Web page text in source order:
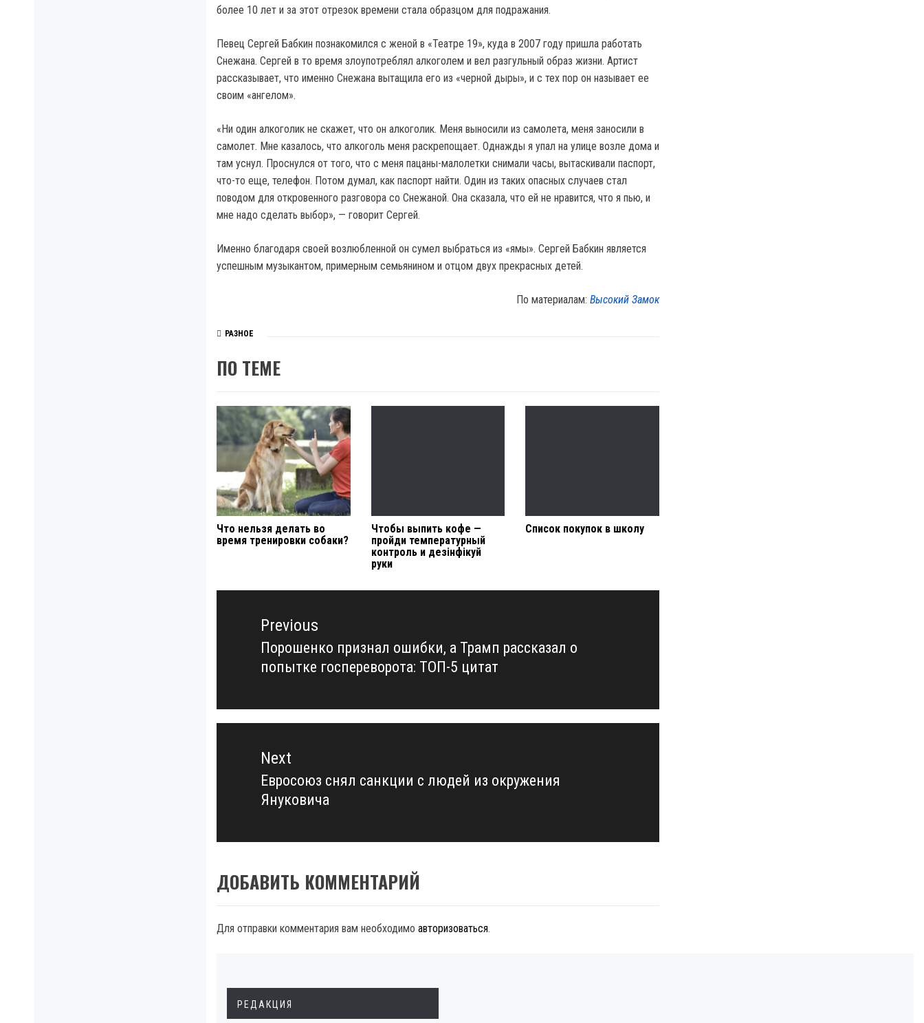
более 10 лет и за этот отрезок времени стала образцом для подражания.
Певец Сергей Бабкин познакомился с женой в «Театре 19», куда в 2007 году пришла работать
Снежана. Сергей в то время злоупотреблял алкоголем и вел разгульный образ жизни. Артист
рассказывает, что именно Снежана вытащила его из «черной дыры», и с тех пор он называет ее
своим «ангелом».
«Ни один алкоголик не скажет, что он алкоголик. Меня выносили из самолета, меня заносили в
самолет. Мне казалось, что алкоголь меня раскрепощает. Однажды я упал на улице возле дома и
там уснул. Проснулся от того, что с меня пацаны-малолетки снимали часы, вытаскивали паспорт,
что-то еще, телефон. Потом думал, как паспорт найти. Один из таких опасных случаев стал
поводом для откровенного разговора со Снежаной. Она сказала, что ей не нравится, что я пью, и
мне надо сделать выбор», — говорит Сергей.
Именно благодаря своей возлюбленной он сумел выбраться из «ямы». Сергей Бабкин является
успешным музыкантом, примерным семьянином и отцом двух прекрасных детей.
По материалам:Высокий Замок
РАЗНОЕ
ПО ТЕМЕ
Что нельзя делать во
время тренировки собаки?
Чтобы выпить кофе —
пройди температурный
контроль и дезінфікуй
руки
Список покупок в школу
Навигация
записямPrevious
Previous
post:
Порошенко признал ошибки, а Трамп рассказал о
попытке госпереворота: ТОП-5 цитат
Next
Next
post:
Евросоюз снял санкции с людей из окружения
Януковича
ДОБАВИТЬ КОММЕНТАРИЙ
Для отправки комментария вам необходимо авторизоваться.
РЕДАКЦИЯ